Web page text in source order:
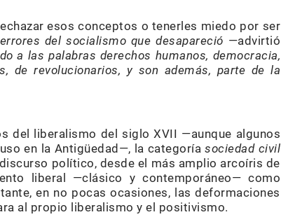
esos conceptos o tenerles miedo por ser
del socialismo que desapareció —advirtió
a las palabras derechos humanos, democracia,
de revolucionarios, y son además, parte de la
del liberalismo del siglo XVII —aunque algunos
en la Antigüedad—, la categoríasociedad civil
político, desde el más amplio arcoíris de
liberal —clásico y contemporáneo— como
en no pocas ocasiones, las deformaciones
al propio liberalismo y el positivismo.